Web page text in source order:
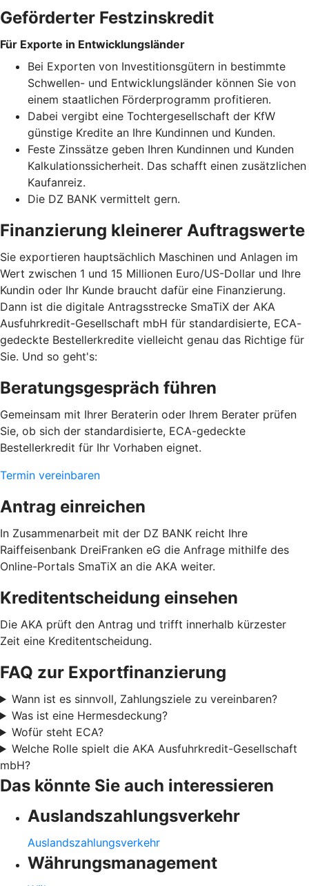
Geförderter Festzinskredit
Für Exporte in Entwicklungsländer
Bei Exporten von Investitionsgütern in bestimmte
Schwellen- und Entwicklungsländer können Sie von
einem staatlichen Förderprogramm profitieren.
Dabei vergibt eine Tochtergesellschaft der KfW
günstige Kredite an Ihre Kundinnen und Kunden.
Feste Zinssätze geben Ihren Kundinnen und Kunden
Kalkulationssicherheit. Das schafft einen zusätzlichen
Kaufanreiz.
Die DZ BANK vermittelt gern.
Finanzierung kleinerer Auftragswerte
Sie exportieren hauptsächlich Maschinen und Anlagen im
Wert zwischen 1 und 15 Millionen Euro/US-Dollar und Ihre
Kundin oder Ihr Kunde braucht dafür eine Finanzierung.
Dann ist die digitale Antragsstrecke SmaTiX der AKA
Ausfuhrkredit-Gesellschaft mbH für standardisierte, ECA-
gedeckte Bestellerkredite vielleicht genau das Richtige für
Sie. Und so geht's:
Beratungsgespräch führen
Gemeinsam mit Ihrer Beraterin oder Ihrem Berater prüfen
Sie, ob sich der standardisierte, ECA-gedeckte
Bestellerkredit für Ihr Vorhaben eignet.
Termin vereinbaren
Antrag einreichen
In Zusammenarbeit mit der DZ BANK reicht Ihre
Raiffeisenbank DreiFranken eG die Anfrage mithilfe des
Online-Portals SmaTiX an die AKA weiter.
Kreditentscheidung einsehen
Die AKA prüft den Antrag und trifft innerhalb kürzester
Zeit eine Kreditentscheidung.
FAQ zur Exportfinanzierung
Wann ist es sinnvoll, Zahlungsziele zu vereinbaren?
Was ist eine Hermesdeckung?
Wofür steht ECA?
Welche Rolle spielt die AKA Ausfuhrkredit-Gesellschaft
mbH?
Das könnte Sie auch interessieren
Auslandszahlungsverkehr
Auslandszahlungsverkehr
Währungsmanagement